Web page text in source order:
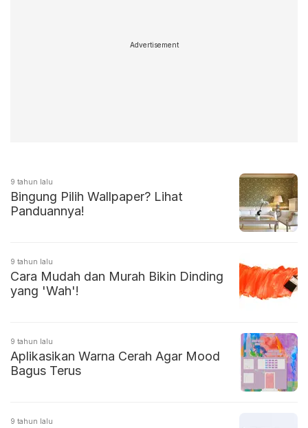
Advertisement
9 tahun lalu
Bingung Pilih Wallpaper? Lihat
Panduannya!
9 tahun lalu
Cara Mudah dan Murah Bikin Dinding
yang 'Wah'!
9 tahun lalu
Aplikasikan Warna Cerah Agar Mood
Bagus Terus
9 tahun lalu